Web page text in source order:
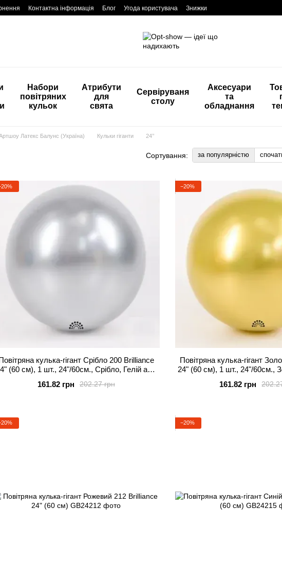
Контактна інформація Блог Угода користувача Знижки
Набори
повітряних
кульок
Атрибути
для
свята
Сервіруваня
столу
Аксесуари
та
обладнання
Латекс Балунс (Україна) Кульки гіганти 24’’
Сортування: за популярністю
кулька-гігант Срібло 200 Brilliance
(60 см), 1 шт., 24"/60см., Срібло, Гелій або
202.27 грн
161.82 грн
−20%
Повітряна кулька-гігант
24" (60 см), 1 шт., 24"/60см.,
161.82 грн
−20%